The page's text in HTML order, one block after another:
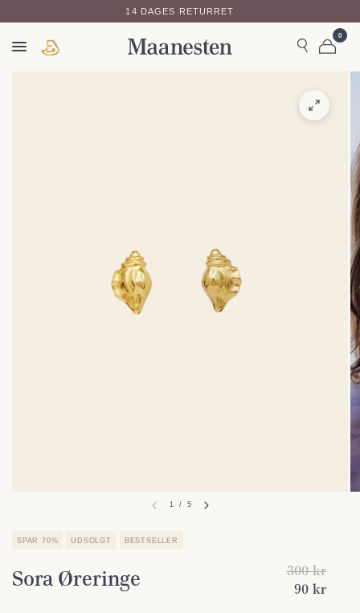
14 DAGES RETURRET
0
1 / 5
SPAR 70% UDSOLGT BESTSELLER
Sora Øreringe
300 kr
90 kr